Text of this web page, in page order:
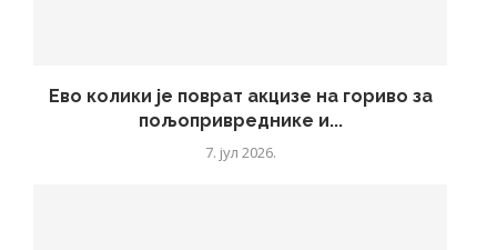
Ево колики је поврат акцизе на гориво за
пољопривреднике и...
7. јул 2026.